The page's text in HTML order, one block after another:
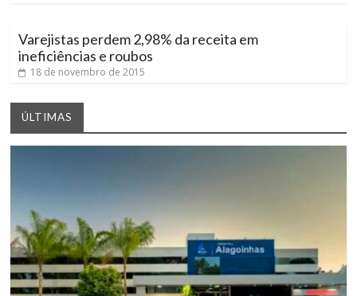
Varejistas perdem 2,98% da receita em
ineficiências e roubos
18 de novembro de 2015
ÚLTIMAS